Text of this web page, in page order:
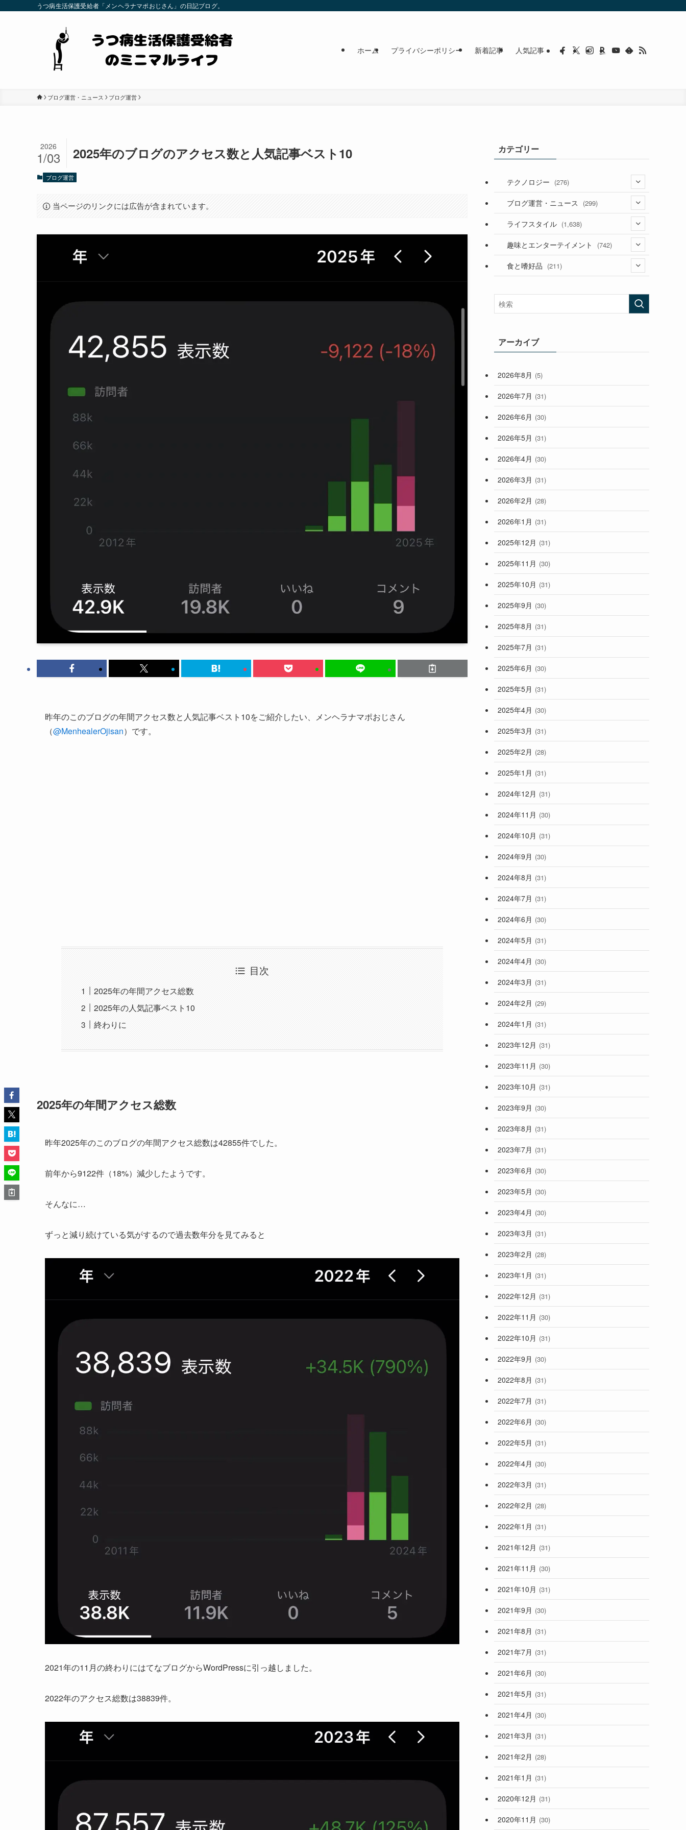
うつ病生活保護受給者「メンヘラナマポおじさん」の日記ブログ。
ホーム プライバシーポリシー 新着記事 人気記事
ブログ運営・ニュース ブログ運営
2025年のブログのアクセス数と人気記事ベスト10
2026
1/03
ブログ運営
当ページのリンクには広告が含まれています。
昨年のこのブログの年間アクセス数と人気記事ベスト10をご紹介したい、メンヘラナマポおじさん
（@MenhealerOjisan）です。
目次
2025年の年間アクセス総数
2025年の人気記事ベスト10
終わりに
2025年の年間アクセス総数
昨年2025年のこのブログの年間アクセス総数は42855件でした。
前年から9122件（18%）減少したようです。
そんなに…
ずっと減り続けている気がするので過去数年分を見てみると
2021年の11月の終わりにはてなブログからWordPressに引っ越しました。
2022年のアクセス総数は38839件。
カテゴリー
テクノロジー (276)
(36)
(187)
(53)
ブログ運営・ニュース (299)
(118)
(181)
ライフスタイル (1,638)
(394)
(282)
(33)
(248)
趣味とエンターテイメント (742)
(56)
(472)
食と嗜好品 (211)
アーカイブ
2026年8月 (5)
2026年7月 (31)
2026年6月 (30)
2026年5月 (31)
2026年4月 (30)
2026年3月 (31)
2026年2月 (28)
2026年1月 (31)
2025年12月 (31)
2025年11月 (30)
2025年10月 (31)
2025年9月 (30)
2025年8月 (31)
2025年7月 (31)
2025年6月 (30)
2025年5月 (31)
2025年4月 (30)
2025年3月 (31)
2025年2月 (28)
2025年1月 (31)
2024年12月 (31)
2024年11月 (30)
2024年10月 (31)
2024年9月 (30)
2024年8月 (31)
2024年7月 (31)
2024年6月 (30)
2024年5月 (31)
2024年4月 (30)
2024年3月 (31)
2024年2月 (29)
2024年1月 (31)
2023年12月 (31)
2023年11月 (30)
2023年10月 (31)
2023年9月 (30)
2023年8月 (31)
2023年7月 (31)
2023年6月 (30)
2023年5月 (30)
2023年4月 (30)
2023年3月 (31)
2023年2月 (28)
2023年1月 (31)
2022年12月 (31)
2022年11月 (30)
2022年10月 (31)
2022年9月 (30)
2022年8月 (31)
2022年7月 (31)
2022年6月 (30)
2022年5月 (31)
2022年4月 (30)
2022年3月 (31)
2022年2月 (28)
2022年1月 (31)
2021年12月 (31)
2021年11月 (30)
2021年10月 (31)
2021年9月 (30)
2021年8月 (31)
2021年7月 (31)
2021年6月 (30)
2021年5月 (31)
2021年4月 (30)
2021年3月 (31)
2021年2月 (28)
2021年1月 (31)
2020年12月 (31)
2020年11月 (30)